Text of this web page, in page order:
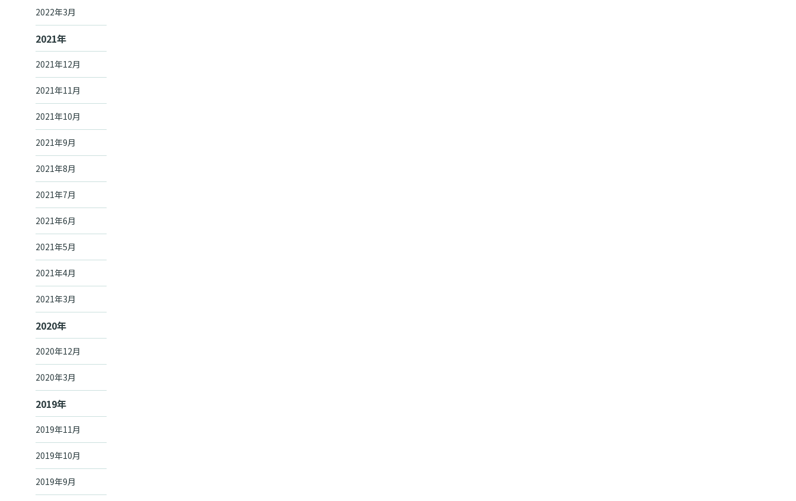
2022年3月
2021年
2021年12月
2021年11月
2021年10月
2021年9月
2021年8月
2021年7月
2021年6月
2021年5月
2021年4月
2021年3月
2020年
2020年12月
2020年3月
2019年
2019年11月
2019年10月
2019年9月